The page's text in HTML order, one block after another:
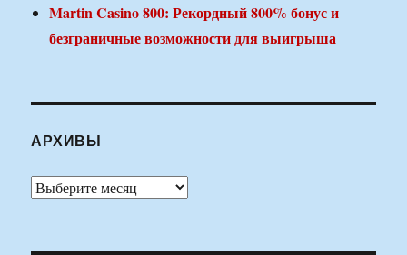
Martin Casino 800: Рекордный 800% бонус и
безграничные возможности для выигрыша
АРХИВЫ
Архивы